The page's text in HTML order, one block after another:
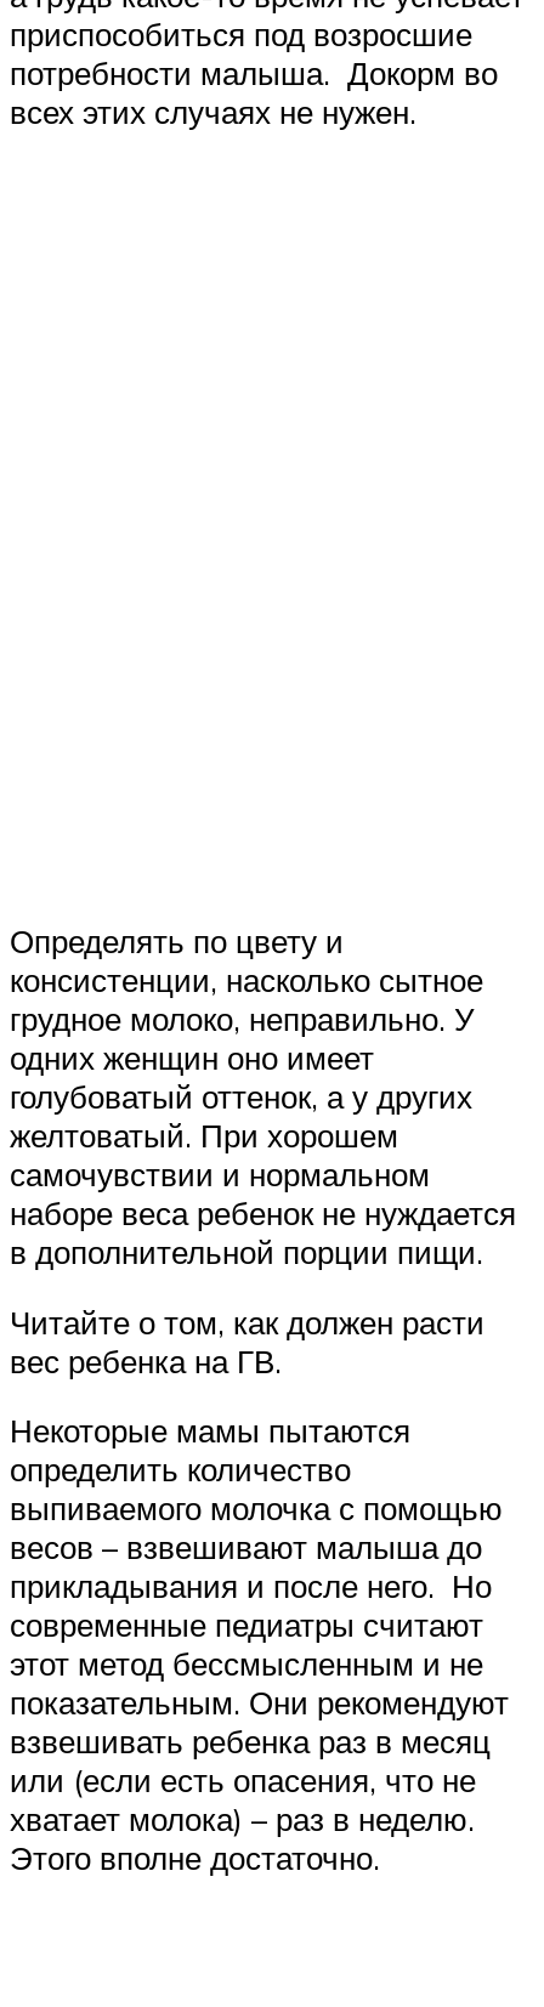
приспособиться под возросшие
потребности малыша. Докорм во
всех этих случаях не нужен.
Определять по цвету и
консистенции, насколько сытное
грудное молоко, неправильно. У
одних женщин оно имеет
голубоватый оттенок, а у других
желтоватый. При хорошем
самочувствии и нормальном
наборе веса ребенок не нуждается
в дополнительной порции пищи.
Читайте о том, как должен расти
вес ребенка на ГВ.
Некоторые мамы пытаются
определить количество
выпиваемого молочка с помощью
весов – взвешивают малыша до
прикладывания и после него. Но
современные педиатры считают
этот метод бессмысленным и не
показательным. Они рекомендуют
взвешивать ребенка раз в месяц
или (если есть опасения, что не
хватает молока) – раз в неделю.
Этого вполне достаточно.